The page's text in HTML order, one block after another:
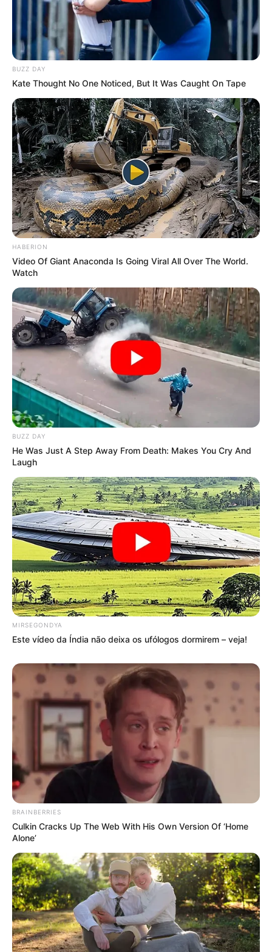
BUZZ DAY
Kate Thought No One Noticed, But It Was Caught On Tape
HABERION
Video Of Giant Anaconda Is Going Viral All Over The World.
Watch
BUZZ DAY
He Was Just A Step Away From Death: Makes You Cry And
Laugh
MIRSEGONDYA
Este vídeo da Índia não deixa os ufólogos dormirem – veja!
BRAINBERRIES
Culkin Cracks Up The Web With His Own Version Of ‘Home
Alone’